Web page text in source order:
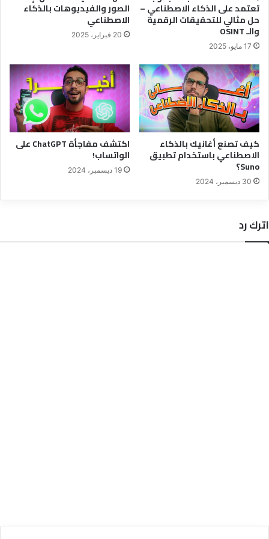
تعتمد على الذكاء الاصطناعي –
حل مثالي للتحقيقات الرقمية
والـ OSINT
17 مايو، 2025
الصور والفيديوهات بالذكاء
الاصطناعي
20 فبراير، 2025
كيف تصنع أغانيك بالذكاء
الاصطناعي باستخدام تطبيق
Suno؟
30 ديسمبر، 2024
اكتشف مفاجأة ChatGPT على
الواتساب!
19 ديسمبر، 2024
اترك رد